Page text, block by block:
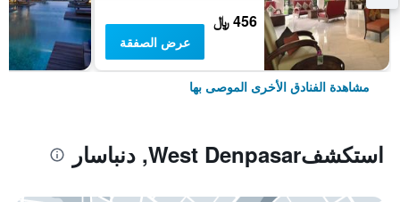
456 ﷼
عرض الصفقة
مشاهدة الفنادق الأخرى الموصى بها
استكشفWest Denpasar, دنباسار